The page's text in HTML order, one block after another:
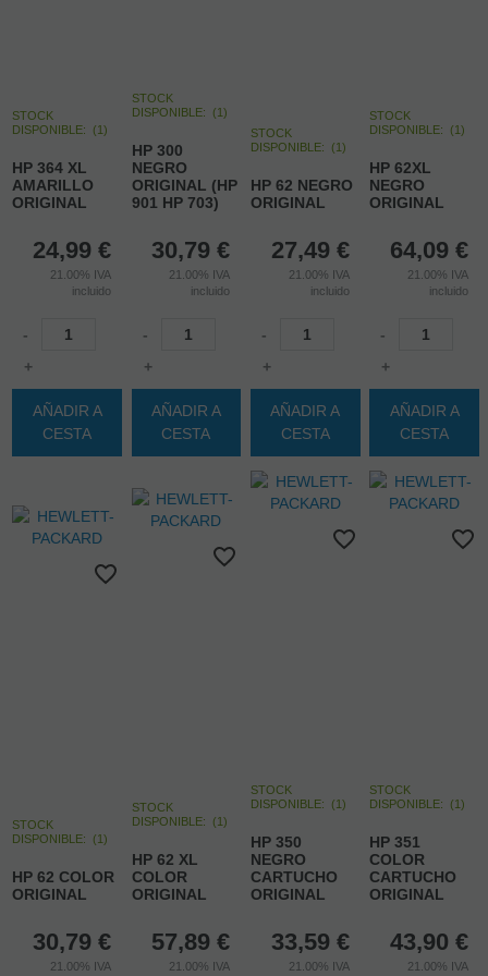
STOCK
DISPONIBLE: (1)
HP 364 XL
AMARILLO
ORIGINAL
24,99 €
21.00% IVA
incluido
-
+
AÑADIR A
CESTA
STOCK
DISPONIBLE:
(1)
HP 300
NEGRO
ORIGINAL (HP
901 HP 703)
30,79 €
21.00% IVA
incluido
-
+
AÑADIR A
CESTA
STOCK
DISPONIBLE: (1)
HP 62 NEGRO
ORIGINAL
27,49 €
21.00% IVA
incluido
-
+
AÑADIR A
CESTA
STOCK
DISPONIBLE: (1)
HP 62XL
NEGRO
ORIGINAL
64,09 €
21.00% IVA
incluido
-
+
AÑADIR A
CESTA
STOCK
DISPONIBLE: (1)
HP 62 COLOR
ORIGINAL
30,79 €
21.00% IVA
STOCK
DISPONIBLE:
(1)
HP 62 XL
COLOR
ORIGINAL
57,89 €
21.00% IVA
STOCK
DISPONIBLE: (1)
HP 350
NEGRO
CARTUCHO
ORIGINAL
33,59 €
21.00% IVA
STOCK
DISPONIBLE: (1)
HP 351
COLOR
CARTUCHO
ORIGINAL
43,90 €
21.00% IVA